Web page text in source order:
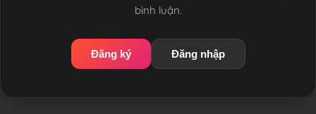
bình luận.
Đăng ký Đăng nhập